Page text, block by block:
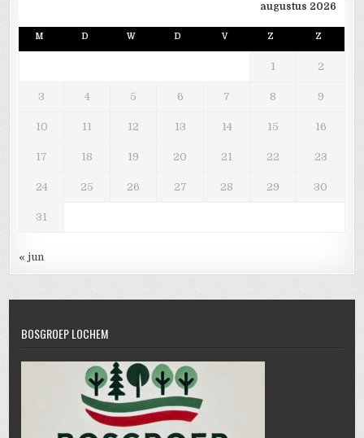
augustus 2026
M D W D V Z Z
1 2
3 4 5 6 7 8 9
10 11 12 13 14 15 16
17 18 19 20 21 22 23
24 25 26 27 28 29 30
31
« jun
BOSGROEP LOCHEM